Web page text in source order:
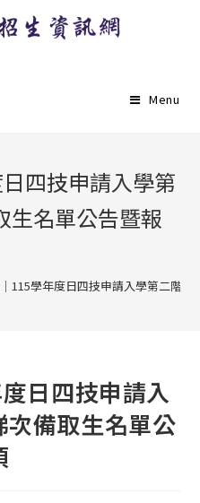
Menu
四技申請入學第
生名單公告暨報
115學年度日四技申請入學第二階
日四技申請入
備取生名單公